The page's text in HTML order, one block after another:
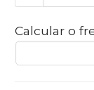
Calcular o